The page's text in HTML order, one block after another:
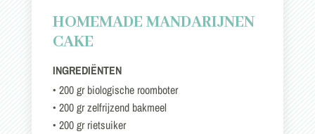
HOMEMADE MANDARIJNEN
CAKE
INGREDIËNTEN
• 200 gr biologische roomboter
• 200 gr zelfrijzend bakmeel
• 200 gr rietsuiker